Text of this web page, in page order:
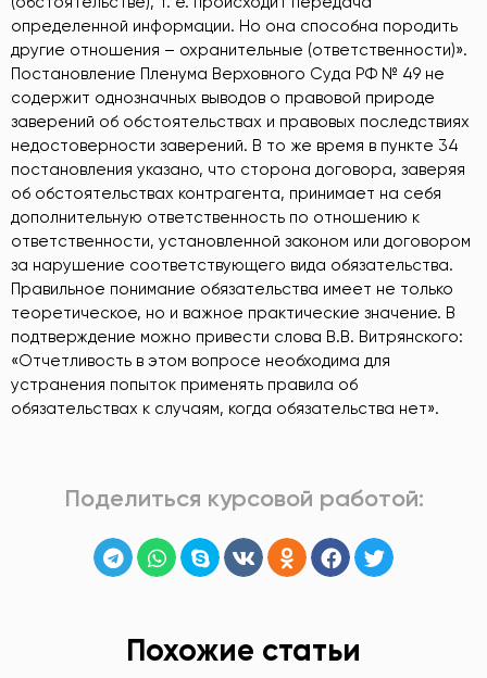
определенной информации. Но она способна породить
другие отношения – охранительные (ответственности)».
Постановление Пленума Верховного Суда РФ № 49 не
содержит однозначных выводов о правовой природе
заверений об обстоятельствах и правовых последствиях
недостоверности заверений. В то же время в пункте 34
постановления указано, что сторона договора, заверяя
об обстоятельствах контрагента, принимает на себя
дополнительную ответственность по отношению к
ответственности, установленной законом или договором
за нарушение соответствующего вида обязательства.
Правильное понимание обязательства имеет не только
теоретическое, но и важное практические значение. В
подтверждение можно привести слова В.В. Витрянского:
«Отчетливость в этом вопросе необходима для
устранения попыток применять правила об
обязательствах к случаям, когда обязательства нет».
Поделиться курсовой работой:
Похожие статьи